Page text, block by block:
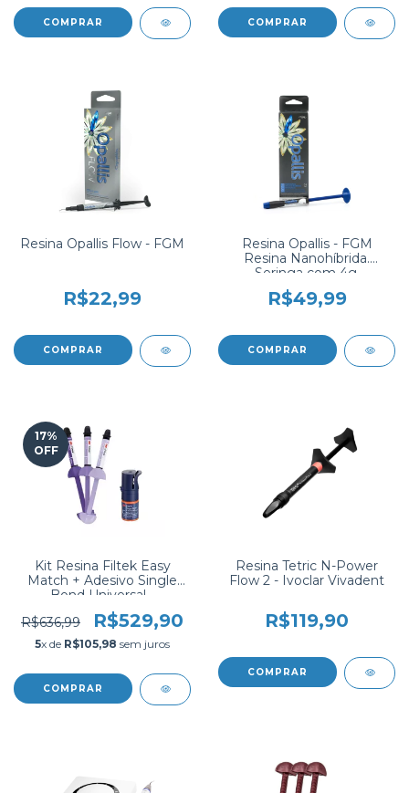
Resina Opallis Flow - FGM
R$22,99
COMPRAR
Resina Opallis - FGM
Resina Nanohíbrida.
Seringa com 4g.
R$49,99
COMPRAR
17%
OFF
Kit Resina Filtek Easy
Match + Adesivo Single
Bond Universal -
SOLVENTUM
R$636,99 R$529,90
5x de R$105,98 sem juros
Resina Tetric N-Power
Flow 2 - Ivoclar Vivadent
R$119,90
COMPRAR